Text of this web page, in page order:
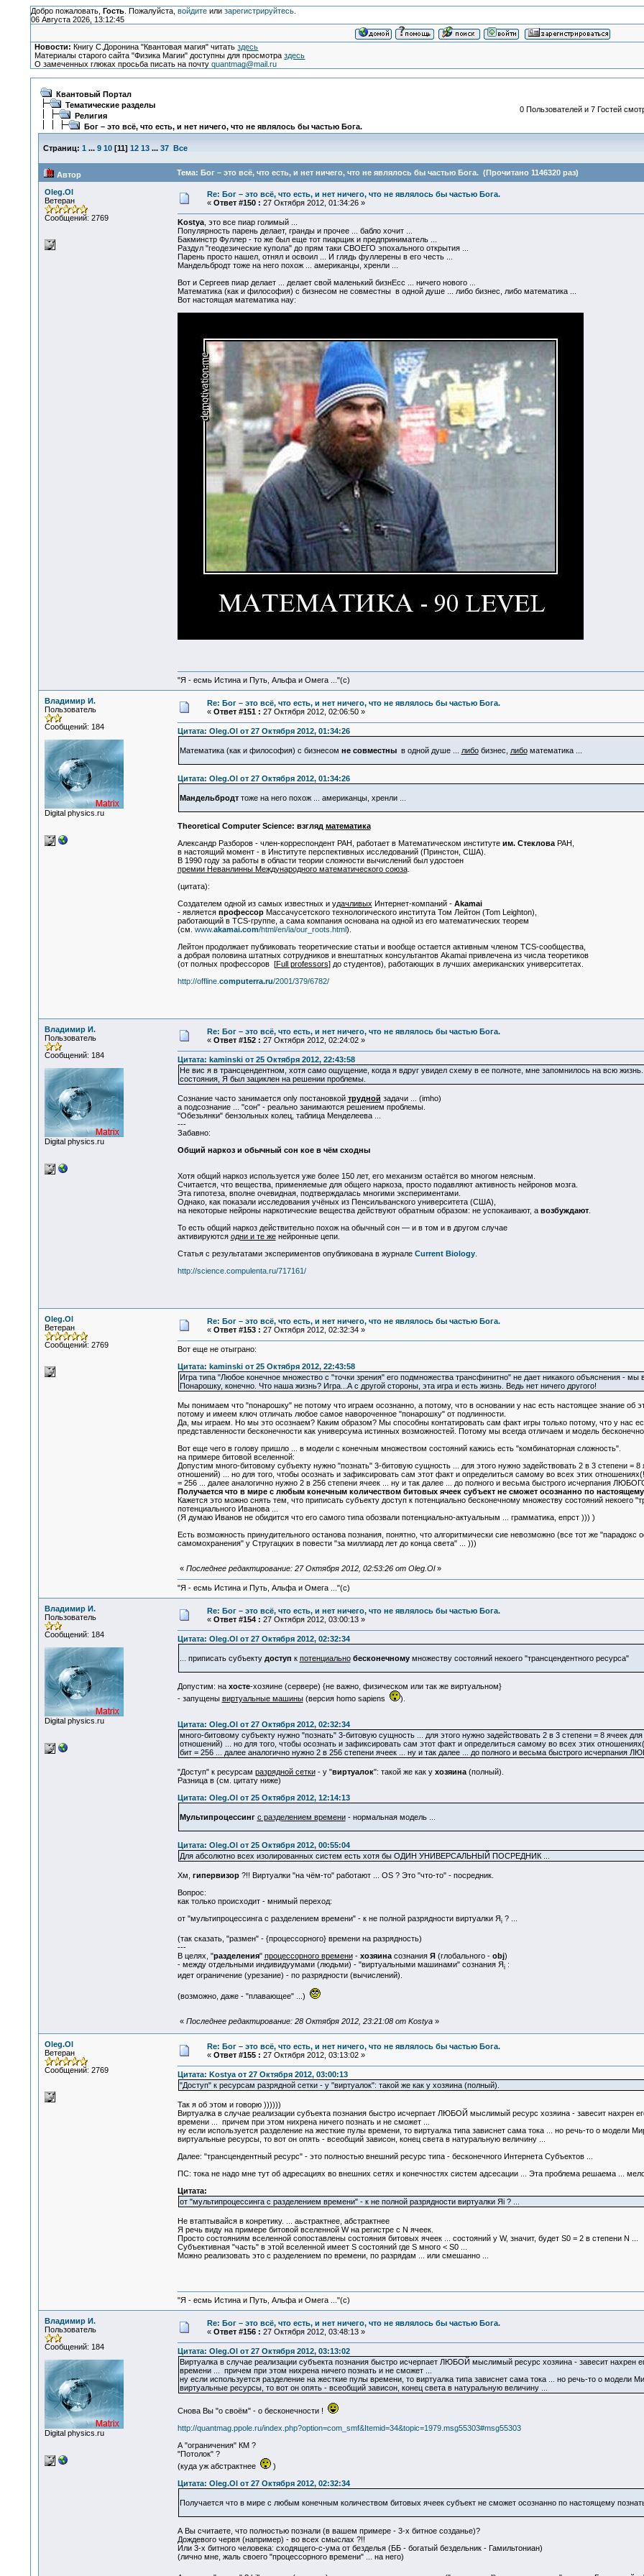
Добро пожаловать, Гость. Пожалуйста, войдитеили зарегистрируйтесь.
06 Августа 2026, 13:12:45
Новости: Книгу С.Доронина "Квантовая магия" читатьздесь
Материалы старого сайта "Физика Магии" доступны для просмотраздесь
О замеченных глюках просьба писать на почтуquantmag@mail.ru
Квантовый Портал
Тематические разделы
Религия
Бог – это всё, что есть, и нет ничего, что не являлось бы частью Бога.
0 Пользователей и 7 Гостей
Страниц: 1 ... 9 10[11] 12 13 ... 37 Все
Автор Тема: Бог – это всё, что есть, и нет ничего, что не являлось бы частью Бога. (Прочитано 1146320 раз)
Oleg.Ol
Ветеран
Сообщений: 2769
Re: Бог – это всё, что есть, и нет ничего, что не являлось бы частью Бога.
« Ответ #150 : 27 Октября 2012, 01:34:26 »
Kostya, это все пиар голимый ...
Популярность парень делает, гранды и прочее ... бабло хочит ...
Бакминстр Фуллер - то же был еще тот пиарщик и предприниматель ...
Раздул "геодезические купола" до прям таки СВОЕГО эпохального открытия ...
Парень просто нашел, отнял и освоил ... И глядь фуллерены в его честь ...
Мандельбродт тоже на него похож ... американцы, хренли ...
Вот и Сергеев пиар делает ... делает свой маленький бизнЕсс ... ничего нового ...
Математика (как и философия) с бизнесом не совместны в одной душе ... либо бизнес, либо математика ...
Вот настоящая математика нау:
"Я - есмь Истина и Путь, Альфа и Омега ..."(с)
Владимир И.
Пользователь
Сообщений: 184
Digital physics.ru
Re: Бог – это всё, что есть, и нет ничего, что не являлось бы частью Бога.
« Ответ #151 : 27 Октября 2012, 02:06:50 »
Цитата: Oleg.Ol от 27 Октября 2012, 01:34:26
Математика (как и философия) с бизнесом не совместныв одной душе ... либобизнес, либоматематика ...
Цитата: Oleg.Ol от 27 Октября 2012, 01:34:26
Мандельбродттоже на него похож ... американцы, хренли ...
Theoretical Computer Science: взгляд математика
Александр Разборов - член-корреспондент РАН, работает в Математическом институте им. СтекловаРАН,
в настоящий момент - в Институте перспективных исследований (Принстон, США).
В 1990 году за работы в области теории сложности вычислений был удостоен
премии Неванлинны Международного математического союза.
(цитата):
Создателем одной из самых известных и удачливых Интернет-компаний - Akamai
- является профессорМассачусетского технологического института Том Лейтон (Tom Leighton),
работающий в TCS-группе, а сама компания основана на одной из его математических теорем
(см. www.akamai.com/html/en/ia/our_roots.html).
Лейтон продолжает публиковать теоретические статьи и вообще остается активным членом TCS-сообщества,
а добрая половина штатных сотрудников и внештатных консультантов Akamai привлечена из числа теоретиков
(от полных профессоров [Full professors] до студентов), работающих в лучших американских университетах.
http://offline. computerra.ru/2001/379/6782/
Владимир И.
Пользователь
Сообщений: 184
Digital physics.ru
Re: Бог – это всё, что есть, и нет ничего, что не являлось бы частью Бога.
« Ответ #152 : 27 Октября 2012, 02:24:02 »
Цитата: kaminski от 25 Октября 2012, 22:43:58
Не вис я в трансцендентном, хотя само ощущение, когда я вдруг увидел схему в ее полноте, мне запомнилось на всю жизнь.
состояния, Я был зациклен на решении проблемы.
Сознание часто занимается only постановкой трудной задачи ... (imho)
а подсознание ... "сон" - реально занимаются решением проблемы.
"Обезьянки" бензольных колец, таблица Менделеева ...
---
Забавно:
Общий наркоз и обычный сон кое в чём сходны
Хотя общий наркоз используется уже более 150 лет, его механизм остаётся во многом неясным.
Считается, что вещества, применяемые для общего наркоза, просто подавляют активность нейронов мозга.
Эта гипотеза, вполне очевидная, подтверждалась многими экспериментами.
Однако, как показали исследования учёных из Пенсильванского университета (США),
на некоторые нейроны наркотические вещества действуют обратным образом: не успокаивают, а возбуждают.
То есть общий наркоз действительно похож на обычный сон — и в том и в другом случае
активируются одни и те женейронные цепи.
Статья с результатами экспериментов опубликована в журнале Current Biology.
http://science.compulenta.ru/717161/
Oleg.Ol
Ветеран
Сообщений: 2769
Re: Бог – это всё, что есть, и нет ничего, что не являлось бы частью Бога.
« Ответ #153 : 27 Октября 2012, 02:32:34 »
Вот еще не отыграно:
Цитата: kaminski от 25 Октября 2012, 22:43:58
Игра типа "Любое конечное множество с "точки зрения" его подмножества трансфинитно" не дает никакого объяснения - мы
Понарошку, конечно. Что наша жизнь? Игра...А с другой стороны, эта игра и есть жизнь. Ведь нет ничего другого!
Мы понимаем что "понарошку" не потому что играем осознанно, а потому, что в основании у нас есть настоящее знание об
потому и имеем ключ отличать любое самое навороченное "понарошку" от подлинности.
Да, мы играем. Но мы это осознаем? Каким образом? Мы способны контатировать сам факт игры только потому, что у нас
представленности бесконечности как универсума истинных возможностей. Потому мы всегда отличаем и модель
Вот еще чего в голову пришло ... в модели с конечным множеством состояний кажись есть "комбинаторная сложность".
на примере битовой вселенной:
Допустим много-битовому субъекту нужно "познать" 3-битовую сущность ... для этого нужно задействовать 2 в 3 степени
отношений) ... но для того, чтобы осознать и зафиксировать сам этот факт и определиться самому во всех этих
= 256 ... далее аналогично нужно 2 в 256 степени ячеек ... ну и так далее ... до полного и весьма быстрого исчерпания
Получается что в мире с любым конечным количеством битовых ячеек субъект не сможет осознанно по
Кажется это можно снять тем, что приписать субъекту доступ к потенциально бесконечному множеству состояний некоего
потенциального Иванова ...
(Я думаю Иванов не обидится что его самого типа обозвали потенциально-актуальным ... грамматика, епрст ))) )
Есть возможность принудительного останова познания, понятно, что алгоритмически сие невозможно (все тот же
самомохранения" у Стругацких в повести "за миллиард лет до конца света" ... )))
« Последнее редактирование: 27 Октября 2012, 02:53:26 от Oleg.Ol»
"Я - есмь Истина и Путь, Альфа и Омега ..."(с)
Владимир И.
Пользователь
Сообщений: 184
Digital physics.ru
Re: Бог – это всё, что есть, и нет ничего, что не являлось бы частью Бога.
« Ответ #154 : 27 Октября 2012, 03:00:13 »
Цитата: Oleg.Ol от 27 Октября 2012, 02:32:34
... приписать субъекту доступ к потенциально бесконечномумножеству состояний некоего "трансцендентного ресурса"
Допустим: на хосте-хозяине (сервере) {не важно, физическом или так же виртуальном}
- запущены виртуальные машины(версия homo sapiens ).
Цитата: Oleg.Ol от 27 Октября 2012, 02:32:34
много-битовому субъекту нужно "познать" 3-битовую сущность ... для этого нужно задействовать 2 в 3 степени = 8 ячеек
отношений) ... но для того, чтобы осознать и зафиксировать сам этот факт и определиться самому во всех этих
бит = 256 ... далее аналогично нужно 2 в 256 степени ячеек ... ну и так далее ... до полного и весьма быстрого исчерпания
"Доступ" к ресурсам разрядной сетки- у "виртуалок": такой же как у хозяина(полный).
Разница в (см. цитату ниже)
Цитата: Oleg.Ol от 25 Октября 2012, 12:14:13
Мультипроцессинг с разделением времени- нормальная модель ...
Цитата: Oleg.Ol от 25 Октября 2012, 00:55:04
Для абсолютно всех изолированных систем есть хотя бы ОДИН УНИВЕРСАЛЬНЫЙ ПОСРЕДНИК ...
Хм, гипервизор?!! Виртуалки "на чём-то" работают ... OS ? Это "что-то" - посредник.
Вопрос:
как только происходит - мнимый переход:
от "мультипроцессинга с разделением времени" - к не полной разрядности виртуалки Яi? ...
(так сказать, "размен" - {процессорного} времени на разрядность)
---
В целях, "разделения" процессорного времени- хозяинасознания Я(глобального - obj)
- между отдельными индивидуумами (людьми) - "виртуальными машинами" сознания Яi:
идет ограничение (урезание) - по разрядности (вычислений).
(возможно, даже - "плавающее" ...)
« Последнее редактирование: 28 Октября 2012, 23:21:08 от Kostya»
Oleg.Ol
Ветеран
Сообщений: 2769
Re: Бог – это всё, что есть, и нет ничего, что не являлось бы частью Бога.
« Ответ #155 : 27 Октября 2012, 03:13:02 »
Цитата: Kostya от 27 Октября 2012, 03:00:13
"Доступ" к ресурсам разрядной сетки - у "виртуалок": такой же как у хозяина (полный).
Так я об этом и говорю ))))))
Виртуалка в случае реализации субъекта познания быстро исчерпает ЛЮБОЙ мыслимый ресурс хозяина - завесит нахрен
времени ... причем при этом нихрена ничего познать и не сможет ...
ну если используется разделение на жесткие пулы времени, то виртуалка типа зависнет сама тока ... но речь-то о модели
виртуальные ресурсы, то вот он опять - всеобщий зависон, конец света в натуральную величину ...
Далее: "трансцендентный ресурс" - это полностью внешний ресурс типа - бесконечного Интернета Субъектов ...
ПС: тока не надо мне тут об адресациях во внешних сетях и конечностях систем адсесации ... Эта проблема решаема ...
Цитата:
от "мультипроцессинга с разделением времени" - к не полной разрядности виртуалки Яi ? ...
Не втаптывайся в конретику. ... аьстрактнее, абстрактнее
Я речь виду на примере битовой вселенной W на регистре с N ячеек.
Просто состояниям вселенной сопоставлены состояния битовых ячеек ... состояний у W, значит, будет S0 = 2 в степени N ...
Субъективная "часть" в этой вселенной имеет S состояний где S много < S0 ...
Можно реализовать это с разделением по времени, по разрядам ... или смешанно ...
"Я - есмь Истина и Путь, Альфа и Омега ..."(с)
Владимир И.
Пользователь
Сообщений: 184
Digital physics.ru
Re: Бог – это всё, что есть, и нет ничего, что не являлось бы частью Бога.
« Ответ #156 : 27 Октября 2012, 03:48:13 »
Цитата: Oleg.Ol от 27 Октября 2012, 03:13:02
Виртуалка в случае реализации субъекта познания быстро исчерпает ЛЮБОЙ мыслимый ресурс хозяина - завесит нахрен
времени ... причем при этом нихрена ничего познать и не сможет ...
ну если используется разделение на жесткие пулы времени, то виртуалка типа зависнет сама тока ... но речь-то о
виртуальные ресурсы, то вот он опять - всеобщий зависон, конец света в натуральную величину ...
Снова Вы "о своём" - о бесконечности !
http://quantmag.ppole.ru/index.php?option=com_smf&Itemid=34&topic=1979.msg55303#msg55303
А "ограничения" КМ ?
"Потолок" ?
(куда уж абстрактнее
)
Цитата: Oleg.Ol от 27 Октября 2012, 02:32:34
Получается что в мире с любым конечным количеством битовых ячеек субъект не сможет осознанно по настоящему
А Вы считаете, что полностью познали (в вашем примере - 3-х битное созданье)?
Дождевого червя (например) - во всех смыслах ?!!
Или 3-х битного человека: cходящего-с-ума от безделья (ББ - богатый бездельник - Гамильтониан)
(лично мне, жаль своего "процессорного времени" ... на него)